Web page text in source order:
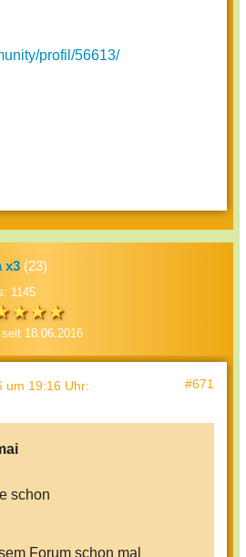
profil/56613/
x3 (23)
1145
18.06.2016
um 19:16 Uhr: #671
schon
Forum schon mal